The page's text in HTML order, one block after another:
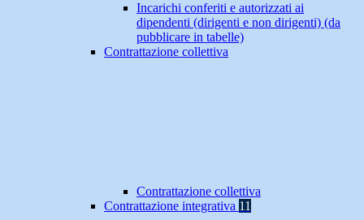
Incarichi conferiti e autorizzati ai
dipendenti (dirigenti e non dirigenti) (da
pubblicare in tabelle)
Contrattazione collettiva
Contrattazione collettiva
Contrattazione integrativa 11